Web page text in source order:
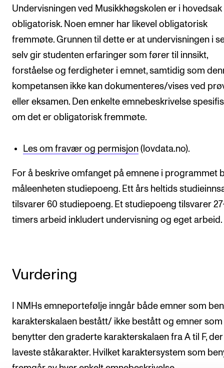
Undervisningen ved Musikkhøgskolen er i hovedsak
obligatorisk. Noen emner har likevel obligatorisk
fremmøte. Grunnen til dette er at undervisningen i
selv gir studenten erfaringer som fører til innsikt,
forståelse og ferdigheter i emnet, samtidig som
kompetansen ikke kan dokumenteres/vises ved
eller eksamen. Den enkelte emnebeskrivelse
om det er obligatorisk fremmøte.
Les om fravær og permisjon (lovdata.no).
For å beskrive omfanget på emnene i programmet
måleenheten studiepoeng. Ett års heltids
tilsvarer 60 studiepoeng. Et studiepoeng tilsvarer
timers arbeid inkludert undervisning og eget arbeid.
Vurdering
I NMHs emneportefølje inngår både emner som
karakterskalaen bestått/ ikke bestått og emner som
benytter den graderte karakterskalaen fra A til F, der
laveste ståkarakter. Hvilket karaktersystem som